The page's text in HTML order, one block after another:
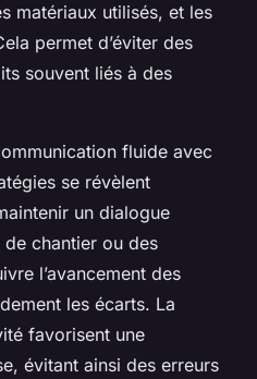
matériaux utilisés, et les
permet d’éviter des
souvent liés à des
fluide avec
se révèlent
un dialogue
chantier ou des
l’avancement des
les écarts. La
favorisent une
évitant ainsi des erreurs